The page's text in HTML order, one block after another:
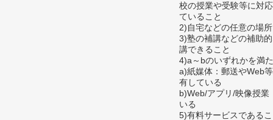
校の授業や受験等に対
ていること
2)自宅などの任意の場
3)塾の補講などの補助
講できること
4)a～bのいずれかを満
a)紙媒体：郵送やWeb
有している
b)Web/アプリ/映像授業
いる
5)有料サービスである